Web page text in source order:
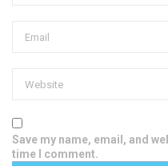
Save my name, email, and
time I comment.